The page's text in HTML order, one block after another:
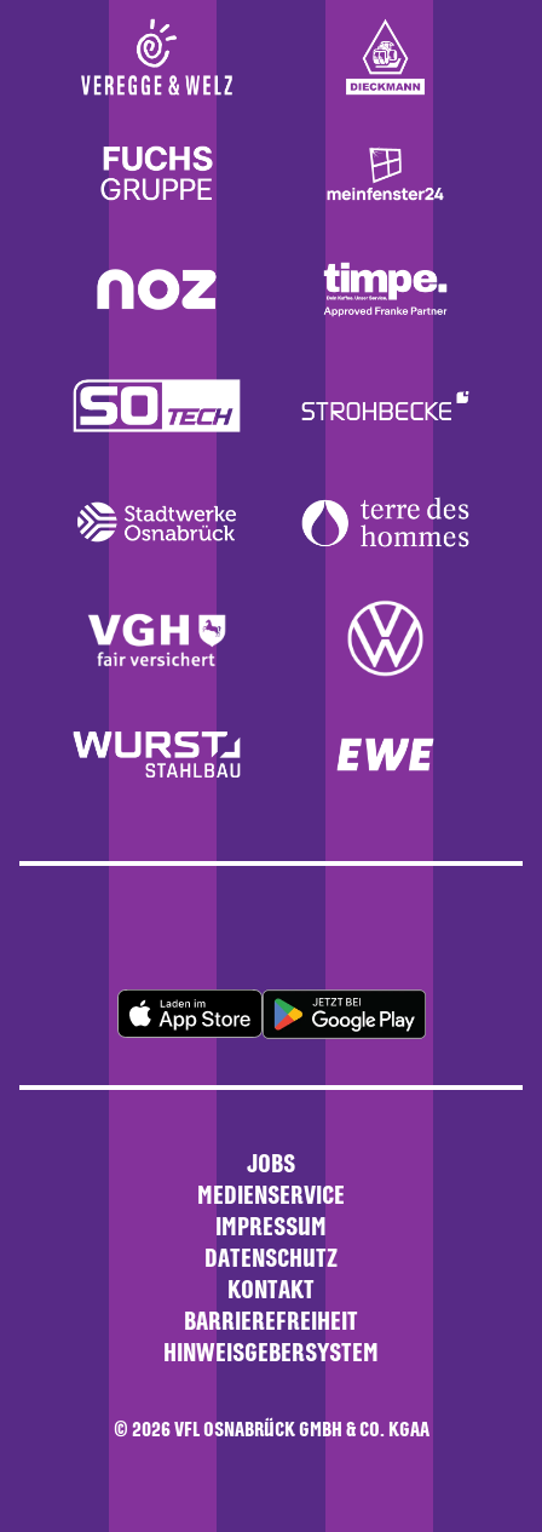
JOBS
MEDIENSERVICE
IMPRESSUM
DATENSCHUTZ
KONTAKT
BARRIEREFREIHEIT
HINWEISGEBERSYSTEM
© 2026 VFL OSNABRÜCK GMBH & CO. KGAA